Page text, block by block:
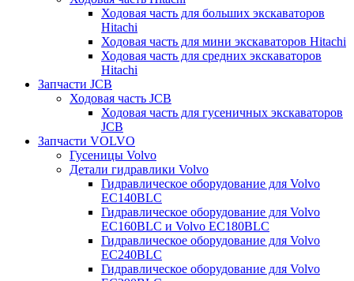
Ходовая часть для больших экскаваторов
Hitachi
Ходовая часть для мини экскаваторов Hitachi
Ходовая часть для средних экскаваторов
Hitachi
Запчасти JCB
Ходовая часть JCB
Ходовая часть для гусеничных экскаваторов
JCB
Запчасти VOLVO
Гусеницы Volvo
Детали гидравлики Volvo
Гидравлическое оборудование для Volvo
EC140BLC
Гидравлическое оборудование для Volvo
EC160BLC и Volvo EC180BLC
Гидравлическое оборудование для Volvo
EC240BLC
Гидравлическое оборудование для Volvo